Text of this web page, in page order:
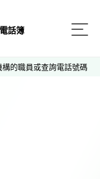
話簿
的職員或查詢電話號碼